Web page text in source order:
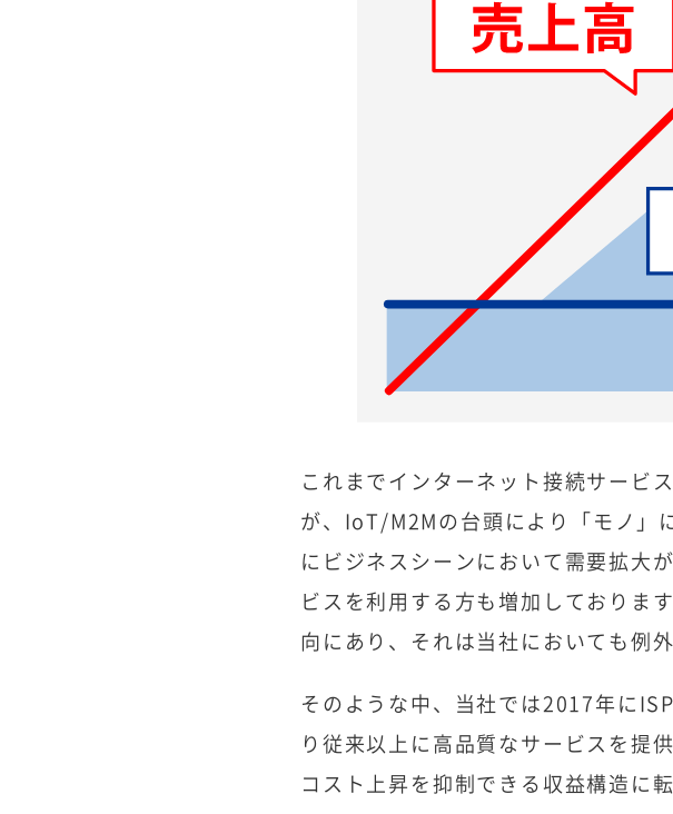
これまでインターネット接続サービ
が、IoT/M2Mの台頭により「モノ」
にビジネスシーンにおいて需要拡大
ビスを利用する方も増加しておりま
向にあり、それは当社においても例
そのような中、当社では2017年に
り従来以上に高品質なサービスを提
コスト上昇を抑制できる収益構造に